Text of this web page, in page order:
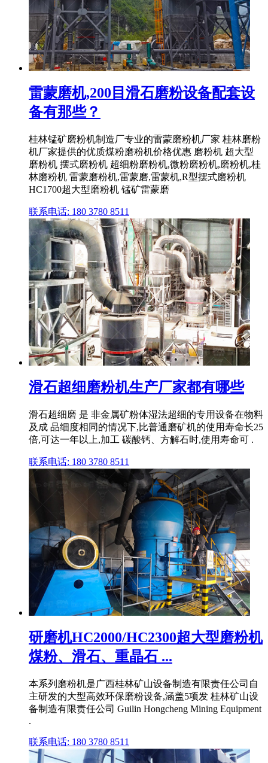
雷蒙磨机,200目滑石磨粉设备配套设
备有那些？
桂林锰矿磨粉机制造厂专业的雷蒙磨粉机厂家 桂林磨粉
机厂家提供的优质煤粉磨粉机价格优惠 磨粉机 超大型
磨粉机 摆式磨粉机 超细粉磨粉机,微粉磨粉机,磨粉机,桂
林磨粉机 雷蒙磨粉机,雷蒙磨,雷蒙机,R型摆式磨粉机
HC1700超大型磨粉机 锰矿雷蒙磨
联系电话: 180 3780 8511
滑石超细磨粉机生产厂家都有哪些
滑石超细磨 是 非金属矿粉体湿法超细的专用设备在物料
及成 品细度相同的情况下,比普通磨矿机的使用寿命长25
倍,可达一年以上,加工 碳酸钙、方解石时,使用寿命可 .
联系电话: 180 3780 8511
研磨机HC2000/HC2300超大型磨粉机
煤粉、滑石、重晶石 ...
本系列磨粉机是广西桂林矿山设备制造有限责任公司自
主研发的大型高效环保磨粉设备,涵盖5项发 桂林矿山设
备制造有限责任公司 Guilin Hongcheng Mining Equipment
.
联系电话: 180 3780 8511